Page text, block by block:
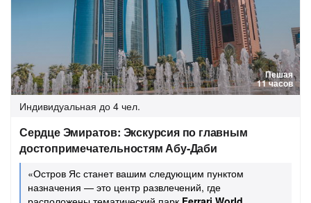
Пешая
11 часов
Индивидуальная до 4 чел.
Сердце Эмиратов: Экскурсия по главным
достопримечательностям Абу-Даби
«Остров Яс станет вашим следующим пунктом
назначения — это центр развлечений, где